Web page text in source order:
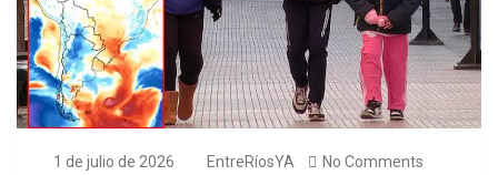
1 de julio de 2026 EntreRíosYA No Comments